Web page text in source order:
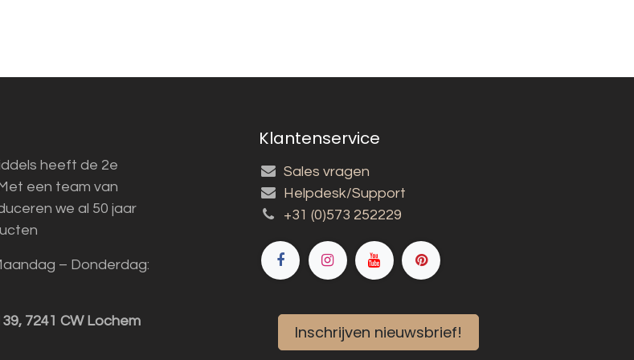
heeft de 2e
een team van
we al 50 jaar
– Donderdag:
7241 CW Lochem
Klantenservice
Sales vragen
Helpdesk/Support
+31 (0)573 252229
Inschrijven nieuwsbrief!